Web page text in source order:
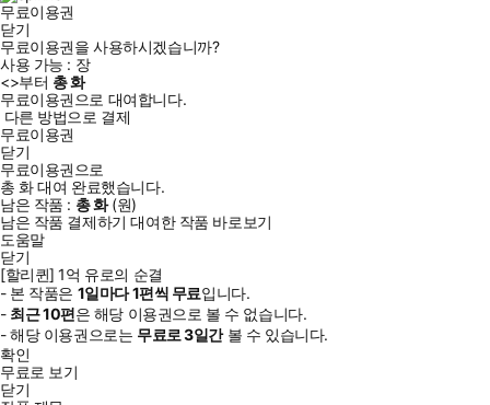
무료이용권
닫기
무료이용권을 사용하시겠습니까?
사용 가능 : 장
<>부터 총화
무료이용권으로 대여합니다.
다른 방법으로 결제
무료이용권
닫기
무료이용권으로
총 화대여 완료했습니다.
남은 작품 : 총화(원)
남은 작품 결제하기 대여한 작품 바로보기
도움말
닫기
[할리퀸] 1억 유로의 순결
- 본 작품은 1일마다1편씩 무료입니다.
- 최근10편은 해당 이용권으로 볼 수 없습니다.
- 해당 이용권으로는 무료로3일간볼 수 있습니다.
확인
무료로 보기
닫기